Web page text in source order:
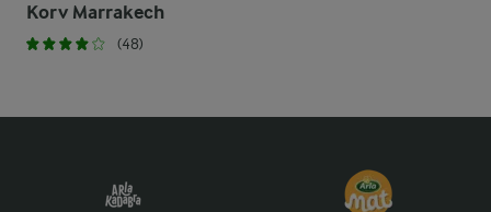
Korv Marrakech
(48)